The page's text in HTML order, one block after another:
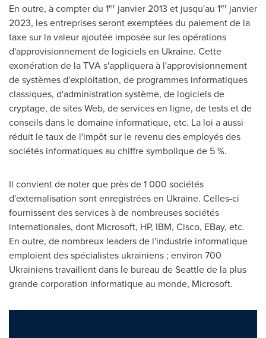
En outre, à compter du 1er janvier2013 et jusqu'au 1er janvier
2023, les entreprises seront exemptées du paiement de la
taxe sur la valeur ajoutée imposée sur les opérations
d'approvisionnement de logiciels en Ukraine. Cette
exonération de la TVA s'appliquera à l'approvisionnement
de systèmes d'exploitation, de programmes informatiques
classiques, d'administration système, de logiciels de
cryptage, de sites Web, de services en ligne, de tests et de
conseils dans le domaine informatique, etc. La loi a aussi
réduit le taux de l'impôt sur le revenu des employés des
sociétés informatiques au chiffre symbolique de 5 %.
Il convient de noter que près de 1 000 sociétés
d'externalisation sont enregistrées en Ukraine. Celles-ci
fournissent des services à de nombreuses sociétés
internationales, dont Microsoft, HP, IBM, Cisco, EBay, etc.
En outre, de nombreux leaders de l'industrie informatique
emploient des spécialistes ukrainiens ; environ 700
Ukrainiens travaillent dans le bureau deSeattlede la plus
grande corporation informatique au monde, Microsoft.